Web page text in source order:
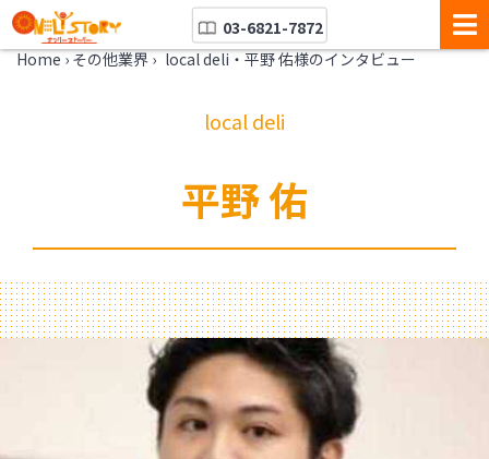
03-6821-7872
Home › その他業界 › local deli・平野 佑様のインタビュー
local deli
平野 佑